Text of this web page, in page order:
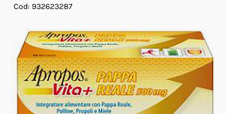
Cod: 932623287